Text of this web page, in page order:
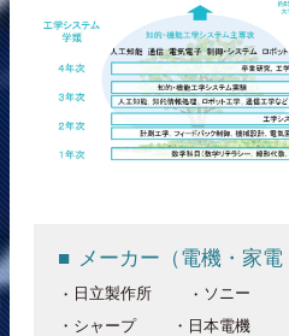
メーカー（電機・家電
日立製作所 ソニー
シャープ
日本電機